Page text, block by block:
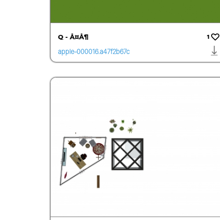
Q - Å¤Å¶ 1
apple-000016.a47f2b67c
be24d53ad6b58257b31
a4a4.1455